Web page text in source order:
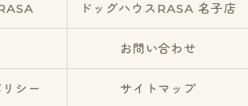
ドッグハウスRASA 名子店
お問い合わせ
シー サイトマップ